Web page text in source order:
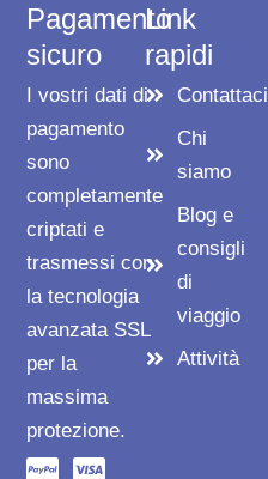
Link
rapidi
Contattaci
Chi
siamo
Blog e
consigli
di
viaggio
Attività
Pagamento
sicuro
I vostri dati di
pagamento
sono
completamente
criptati e
trasmessi con
la tecnologia
avanzata SSL
per la
massima
protezione.